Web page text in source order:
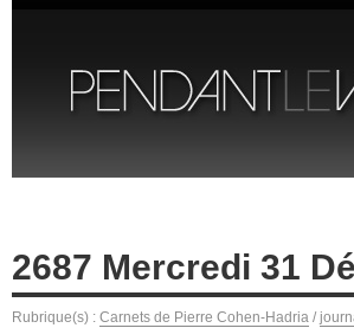
2687 Mercredi 31
Rubrique(s) : Carnets de Pierre Cohen-Hadria /